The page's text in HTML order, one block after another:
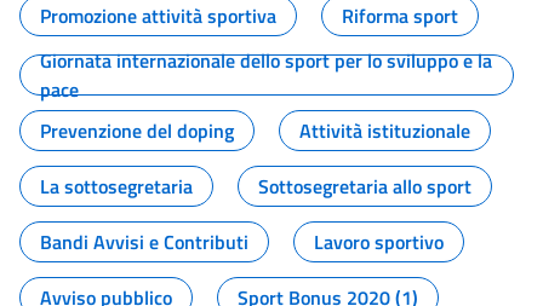
Promozione attività sportiva
Riforma sport
Giornata internazionale dello sport per lo sviluppo e la
pace
Prevenzione del doping
Attività istituzionale
La sottosegretaria
Sottosegretaria allo sport
Bandi Avvisi e Contributi
Lavoro sportivo
Avviso pubblico
Sport Bonus 2020 (1)